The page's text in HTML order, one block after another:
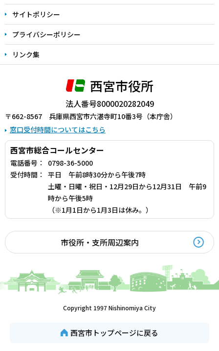
サイトポリシー
プライバシーポリシー
リンク集
西宮市役所
法人番号8000020282049
〒662-8567 兵庫県西宮市六湛寺町10番3号（本庁舎）
窓口受付時間についてはこちら
西宮市総合コールセンター
電話番号：
0798-36-5000
受付時間：
平日 午前8時30分から午後7時
土曜・日曜・祝日・12月29日から12月31日 午前9
時から午後5時
（※1月1日から1月3日は休み。）
市役所・支所周辺案内
Copyright 1997 Nishinomiya City
西宮市トップページに戻る